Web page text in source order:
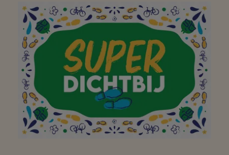
Aan mijn favoriete
buurtsuper waar ik met
plezier, en met de fiets
of te voet,
boodschappen kan gaan
doen! Bedankt!